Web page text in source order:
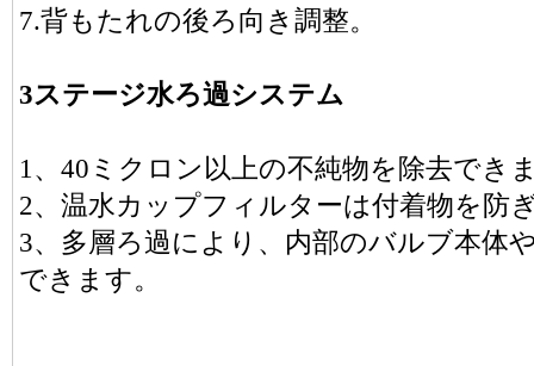
7.背もたれの後ろ向き調整。
3ステージ水ろ過システム
1、40ミクロン以上の不純物を除去でき
2、温水カップフィルターは付着物を防
3、多層ろ過により、内部のバルブ本体
できます。